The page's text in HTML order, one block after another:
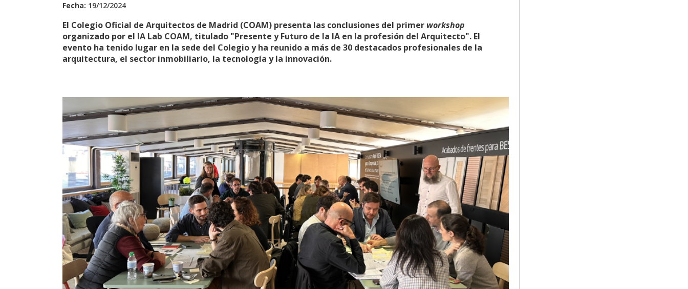
Fecha: 19/12/2024
El Colegio Oficial de Arquitectos de Madrid (COAM) presenta las conclusiones del primer workshop
organizado por el IA Lab COAM, titulado "Presente y Futuro de la IA en la profesión del Arquitecto". El
evento ha tenido lugar en la sede del Colegio y ha reunido a más de 30 destacados profesionales de la
arquitectura, el sector inmobiliario, la tecnología y la innovación.